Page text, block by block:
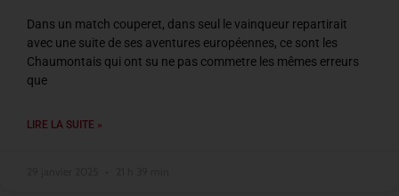
Dans un match couperet, dans seul le vainqueur repartirait
avec une suite de ses aventures européennes, ce sont les
Chaumontais qui ont su ne pas commetre les mêmes erreurs
que
LIRE LA SUITE »